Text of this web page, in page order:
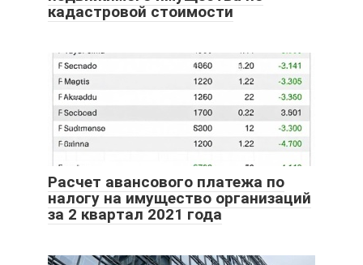
кадастровой стоимости
Расчет авансового платежа по
налогу на имущество организаций
за 2 квартал 2021 года